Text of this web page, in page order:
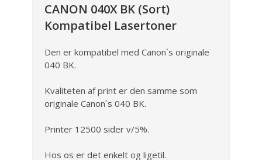
CANON 040X BK (Sort)
Kompatibel Lasertoner
Den er kompatibel med Canon`s originale
040 BK.
Kvaliteten af print er den samme som
originale Canon`s 040 BK.
Printer 12500 sider v/5%.
Hos os er det enkelt og ligetil.